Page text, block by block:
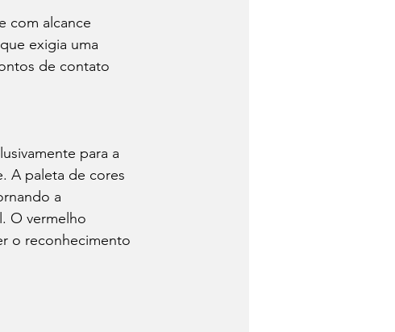
com alcance
exigia uma
de contato
para a
A paleta de cores
a
O vermelho
o reconhecimento